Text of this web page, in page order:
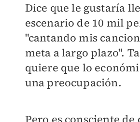
Dice que le gustaría
escenario de 10 mil
"cantando mis
meta a largo plazo".
quiere que lo
una preocupación.